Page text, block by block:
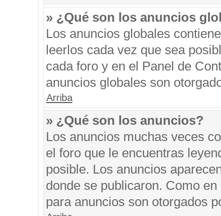
» ¿Qué son los anuncios
Los anuncios globales
leerlos cada vez que sea
cada foro y en el Panel de
anuncios globales son
Arriba
» ¿Qué son los anuncios?
Los anuncios muchas veces
el foro que le encuentras
posible. Los anuncios
donde se publicaron. Como
para anuncios son otorgados